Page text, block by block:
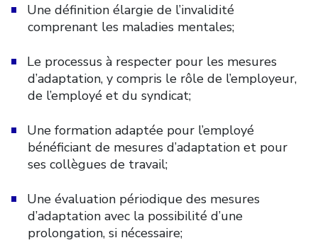
Une définition élargie de l’invalidité
comprenant les maladies mentales;
Le processus à respecter pour les mesures
d’adaptation, y compris le rôle de l’employeur,
de l’employé et du syndicat;
Une formation adaptée pour l’employé
bénéficiant de mesures d’adaptation et pour
ses collègues de travail;
Une évaluation périodique des mesures
d’adaptation avec la possibilité d’une
prolongation, si nécessaire;